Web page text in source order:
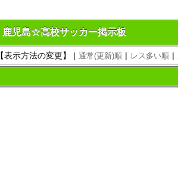
鹿児島☆高校サッカー掲示板
【表示方法の変更】 | 通常(更新)順 | レス多い順 |